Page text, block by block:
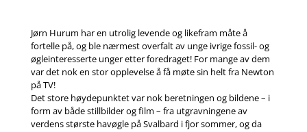
Jørn Hurum har en utrolig levende og likefram måte å
fortelle på, og ble nærmest overfalt av unge ivrige fossil- og
øgleinteresserte unger etter foredraget! For mange av dem
var det nok en stor opplevelse å få møte sin helt fra Newton
på TV!
Det store høydepunktet var nok beretningen og bildene – i
form av både stillbilder og film – fra utgravningene av
verdens største havøgle på Svalbard i fjor sommer, og da